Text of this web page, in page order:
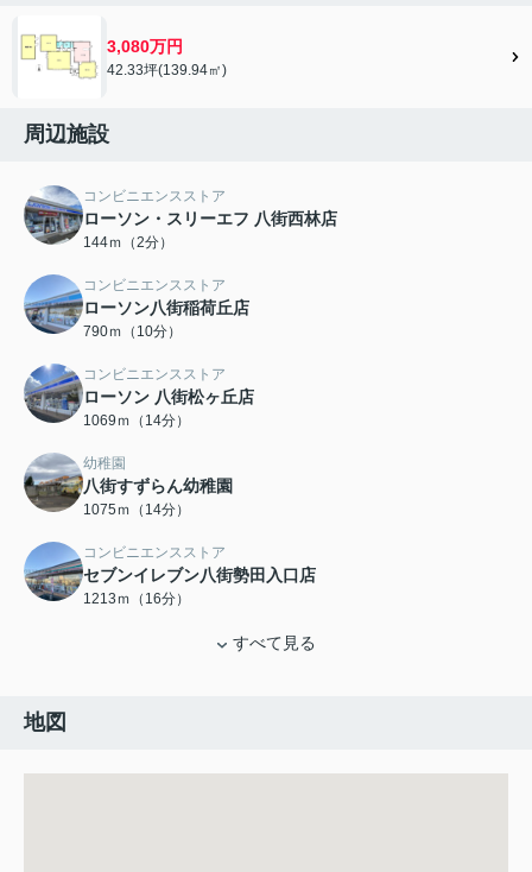
3,080万円
42.33坪(139.94㎡)
周辺施設
コンビニエンスストア
ローソン・スリーエフ 八街西林店
144ｍ（2分）
コンビニエンスストア
ローソン八街稲荷丘店
790ｍ（10分）
コンビニエンスストア
ローソン 八街松ヶ丘店
1069ｍ（14分）
幼稚園
八街すずらん幼稚園
1075ｍ（14分）
コンビニエンスストア
セブンイレブン八街勢田入口店
1213ｍ（16分）
すべて見る
地図